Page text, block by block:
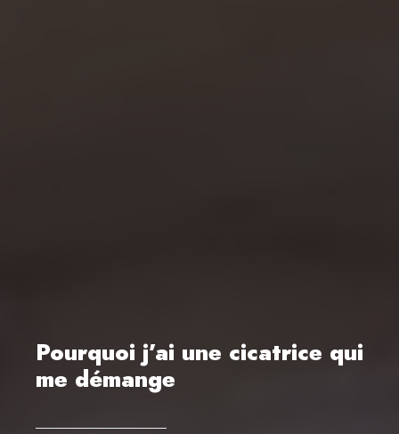
Pourquoi j’ai une cicatrice qui
me démange